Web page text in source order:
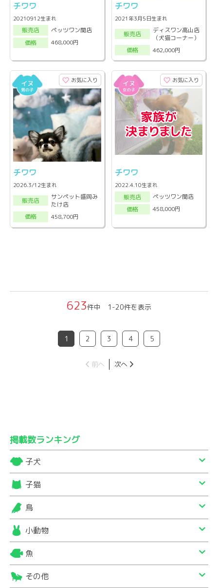
チワワ
20210912生まれ
販売店
ペッツワン関店
価格
468,000円
チワワ
2021年3月5日生まれ
販売店
ディスワン高山店
（犬猫コーナー）
価格
462,000円
お気に入り
チワワ
2026.3/12生まれ
販売店
サンペット盛岡み
たけ店
価格
458,700円
お気に入り
チワワ
2022.4.10生まれ
販売店
ペッツワン関店
価格
458,000円
623件中 1-20件を表示
1 2 3 4 5
前へ 次へ
掲載数ランキング
子犬
子猫
鳥
小動物
魚
その他